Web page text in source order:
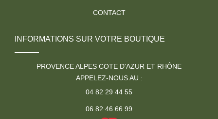
CONTACT
INFORMATIONS SUR VOTRE BOUTIQUE
PROVENCE ALPES COTE D'AZUR ET RHÔNE
APPELEZ-NOUS AU :
04 82 29 44 55
06 82 46 66 99